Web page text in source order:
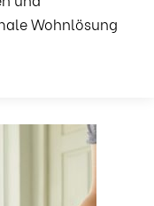
Wohnlösung